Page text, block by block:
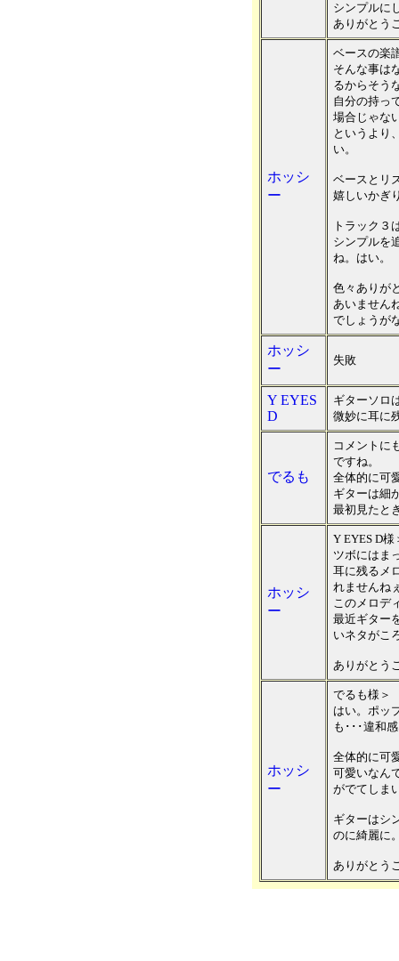
シンプルに
ありがとう
ホッシ
ー
ベースの楽
そんな事は
るからそう
自分の持っ
場合じゃな
というより
い。
ベースとリ
嬉しいかぎ
トラック３
シンプルを
ね。はい。
色々ありが
あいません
でしょうが
ホッシ
ー
失敗
Y EYES
D
ギターソロ
微妙に耳に
でるも
コメントに
ですね。
全体的に可
ギターは細
最初見たと
ホッシ
ー
Y EYES D様
ツボにはま
耳に残るメ
れませんね
このメロデ
最近ギター
いネタがこ
ありがとう
ホッシ
ー
でるも様＞
はい。ポッ
も･･･違和
全体的に可
可愛いなん
がでてしま
ギターはシ
のに綺麗に
ありがとう